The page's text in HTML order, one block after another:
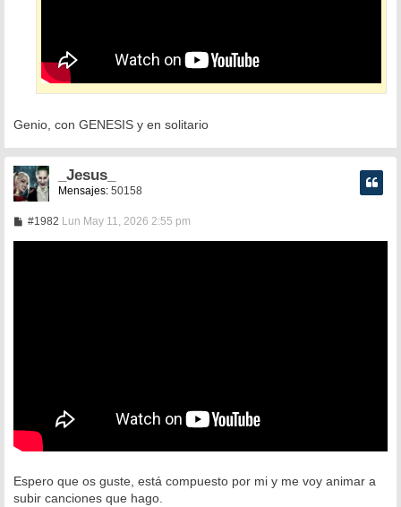
Genio, con GENESIS y en solitario
_Jesus_
Mensajes: 50158
#1982MLun May 11, 2026 2:55 pm
Espero que os guste, está compuesto por mi y me voy animar a
subir canciones que hago.